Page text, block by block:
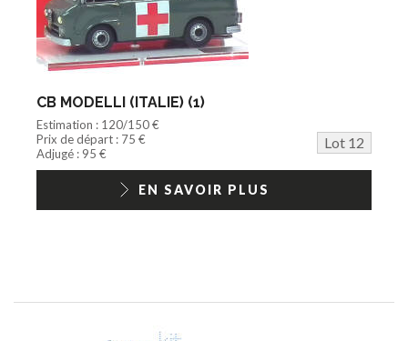
CB MODELLI (ITALIE) (1)
Estimation : 120/150 €
Prix de départ : 75 €
Lot 12
Adjugé : 95 €
EN SAVOIR PLUS